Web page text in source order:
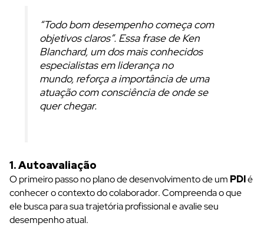
“Todo bom desempenho começa com
objetivos claros”. Essa frase de Ken
Blanchard, um dos mais conhecidos
especialistas em liderança no
mundo, reforça a importância de uma
atuação com consciência de onde se
quer chegar.
1. Autoavaliação
O primeiro passo no plano de desenvolvimento de um PDIé
conhecer o contexto do colaborador. Compreenda o que
ele busca para sua trajetória profissional e avalie seu
desempenho atual.